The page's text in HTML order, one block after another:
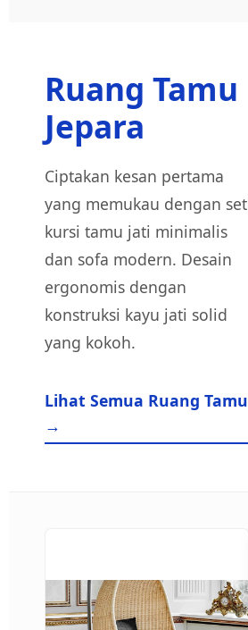
Ruang Tamu
Jepara
Ciptakan kesan pertama
yang memukau dengan set
kursi tamu jati minimalis
dan sofa modern. Desain
ergonomis dengan
konstruksi kayu jati solid
yang kokoh.
Lihat Semua Ruang Tamu
→